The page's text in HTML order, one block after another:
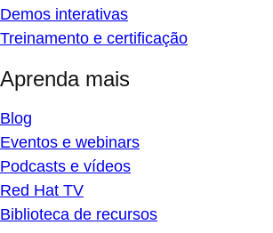
Demos interativas
Treinamento e certificação
Aprenda mais
Blog
Eventos e webinars
Podcasts e vídeos
Red Hat TV
Biblioteca de recursos